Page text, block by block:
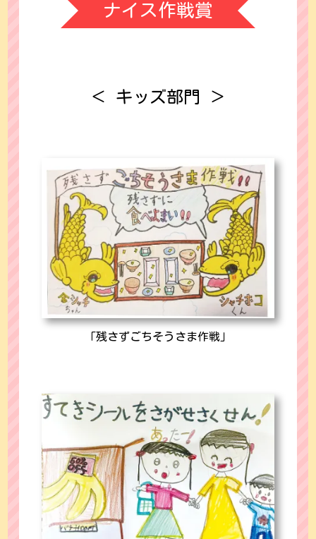
ナイス作戦賞
＜ キッズ部門 ＞
「残さずごちそうさま作戦」